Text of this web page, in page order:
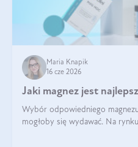
Maria Knapik
16 cze 2026
Jaki magnez jest
Wybór odpowiedniego
mogłoby się wydawać. Na